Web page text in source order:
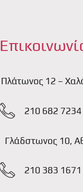
Πλάτωνος 12 –
210 682 7234
Γλάδστωνος 10,
210 383 1671